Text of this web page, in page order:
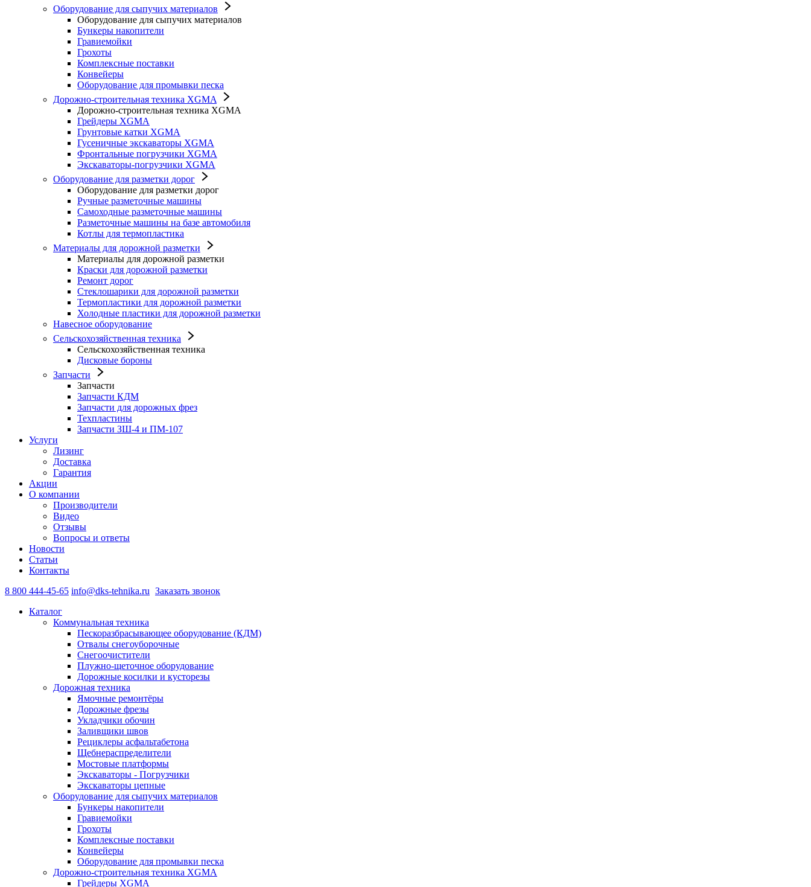
Оборудование для сыпучих материалов
Оборудование для сыпучих материалов
Бункеры накопители
Гравиемойки
Грохоты
Комплексные поставки
Конвейеры
Оборудование для промывки песка
Дорожно-строительная техника XGMA
Дорожно-строительная техника XGMA
Грейдеры XGMA
Грунтовые катки XGMA
Гусеничные экскаваторы XGMA
Фронтальные погрузчики XGMA
Экскаваторы-погрузчики XGMA
Оборудование для разметки дорог
Оборудование для разметки дорог
Ручные разметочные машины
Самоходные разметочные машины
Разметочные машины на базе автомобиля
Котлы для термопластика
Материалы для дорожной разметки
Материалы для дорожной разметки
Краски для дорожной разметки
Ремонт дорог
Стеклошарики для дорожной разметки
Термопластики для дорожной разметки
Холодные пластики для дорожной разметки
Навесное оборудование
Сельскохозяйственная техника
Сельскохозяйственная техника
Дисковые бороны
Запчасти
Запчасти
Запчасти КДМ
Запчасти для дорожных фрез
Техпластины
Запчасти ЗШ-4 и ПМ-107
Услуги
Лизинг
Доставка
Гарантия
Акции
О компании
Производители
Видео
Отзывы
Вопросы и ответы
Новости
Статьи
Контакты
8 800 444-45-65 info@dks-tehnika.ru Заказать звонок
Каталог
Коммунальная техника
Пескоразбрасывающее оборудование (КДМ)
Отвалы снегоуборочные
Снегоочистители
Плужно-щеточное оборудование
Дорожные косилки и кусторезы
Дорожная техника
Ямочные ремонтёры
Дорожные фрезы
Укладчики обочин
Заливщики швов
Рециклеры асфальтабетона
Щебнераспределители
Мостовые платформы
Экскаваторы - Погрузчики
Экскаваторы цепные
Оборудование для сыпучих материалов
Бункеры накопители
Гравиемойки
Грохоты
Комплексные поставки
Конвейеры
Оборудование для промывки песка
Дорожно-строительная техника XGMA
Грейдеры XGMA